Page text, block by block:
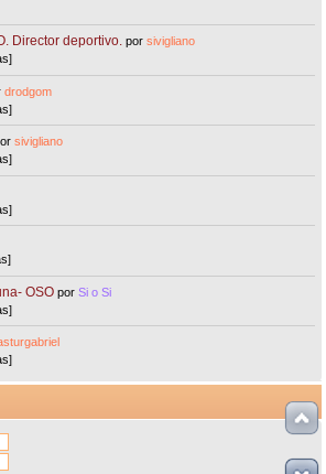
Director deportivo. porsivigliano
drodgom
sivigliano
OSO porSi o Si